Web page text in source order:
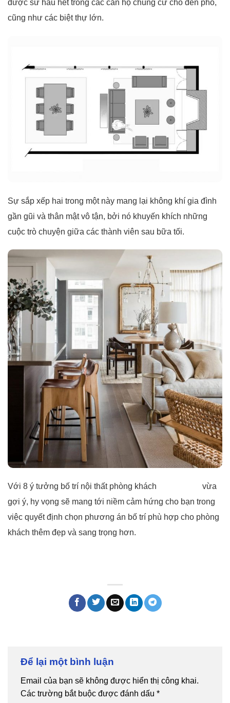
được sử hầu hết trong các căn hộ chung cư cho đến phố,
cũng như các biệt thự lớn.
Sự sắp xếp hai trong một này mang lại không khí gia đình
gần gũi và thân mật vô tận, bởi nó khuyến khích những
cuộc trò chuyện giữa các thành viên sau bữa tối.
Với 8 ý tưởng bố trí nội thất phòng khách
vừa
gợi ý, hy vọng sẽ mang tới niềm cảm hứng cho bạn trong
việc quyết định chọn phương án bố trí phù hợp cho phòng
khách thêm đẹp và sang trọng hơn.
Để lại một bình luận
Email của bạn sẽ không được hiển thị công khai.
Các trường bắt buộc được đánh dấu *